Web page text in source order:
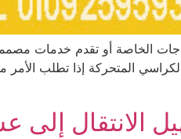
الخاصة أو تقدم خدمات
المتحركة إذا تطلب
إلى